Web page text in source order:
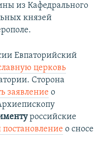
из Кафедрального
князей
Евпаторийский
церковь
Сторона
заявление о
российские
постановление о сносе